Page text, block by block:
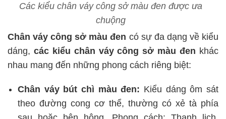
Các kiểu chân váy công sở màu đen được ưa
chuộng
Chân váy công sở màu đen có sự đa dạng về kiểu
dáng, các kiểu chân váy công sở màu đen khác
nhau mang đến những phong cách riêng biệt:
Chân váy bút chì màu đen: Kiểu dáng ôm sát
theo đường cong cơ thể, thường có xẻ tà phía